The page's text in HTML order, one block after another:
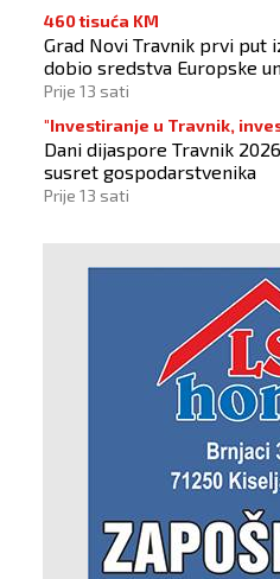
460 tisuća KM
Grad Novi Travnik prvi put
dobio sredstva Europske
Prije 13 sati
"Investiranje u Travnik,
budućnost"
Dani dijaspore Travnik
susret gospodarstvenika
Prije 13 sati